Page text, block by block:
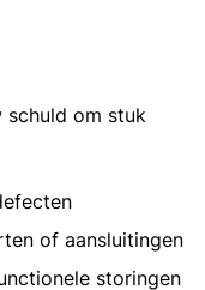
schuld om stuk
of aansluitingen
storingen